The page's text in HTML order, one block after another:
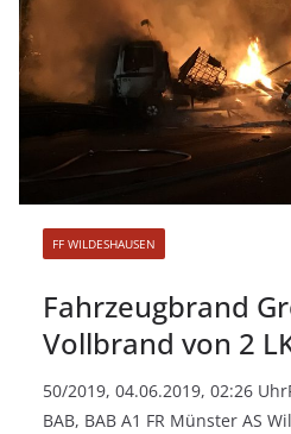
FF WILDESHAUSEN
Fahrzeugbrand
Vollbrand von 2
50/2019, 04.06.2019, 02:26
BAB, BAB A1 FR Münster AS